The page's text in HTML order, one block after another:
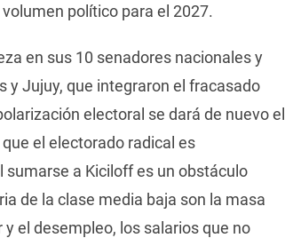
político para el 2027.
en sus 10 senadores nacionales y
y Jujuy, que integraron el fracasado
electoral se dará de nuevo el
el electorado radical es
a Kiciloff es un obstáculo
de la clase media baja son la masa
el desempleo, los salarios que no